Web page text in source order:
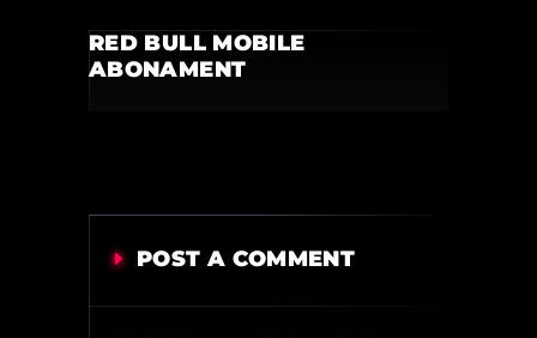
RED BULL MOBILE
ABONAMENT
POST A COMMENT